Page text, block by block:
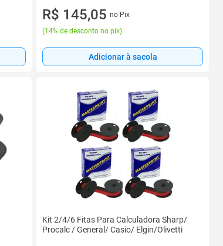
R$ 145,05 no Pix
(14% de desconto no pix)
Adicionar à sacola
Kit 2/4/6 Fitas Para Calculadora Sharp/
Procalc / General/ Casio/ Elgin/Olivetti